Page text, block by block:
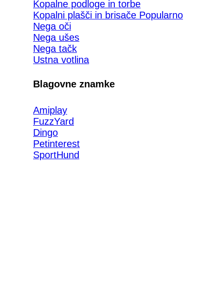
Kopalne podloge in torbe
Kopalni plašči in brisače
Nega oči
Nega ušes
Nega tačk
Ustna votlina
Blagovne znamke
Amiplay
FuzzYard
Dingo
Petinterest
SportHund